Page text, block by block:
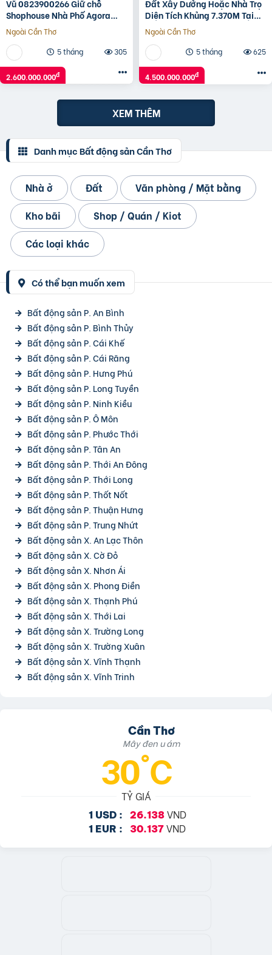
Vũ 0823900266 Giữ chỗ
Shophouse Nhà Phố Agora
City 6×18, khu mới TT Hành
Chính hiện hữu: 2.6 Tỷ (V)
Ngoài Cần Thơ
5 tháng
305
2.600.000.000đ
Đất Xây Dưởng Hoặc Nhà Trọ
Diện Tích Khủng 7.370M Tại
Tân Hiệp Hớn Quản , Bình
Phước – Khu Công
Ngoài Cần Thơ
5 tháng
625
4.500.000.000đ
XEM THÊM
Danh mục Bất động sản Cần Thơ
Nhà ở Đất
Văn phòng / Mặt bằng
Kho bãi
Shop / Quán / Kiot
Các loại khác
Có thể bạn muốn xem
Bất động sản P. An Bình
Bất động sản P. Bình Thủy
Bất động sản P. Cái Khế
Bất động sản P. Cái Răng
Bất động sản P. Hưng Phú
Bất động sản P. Long Tuyền
Bất động sản P. Ninh Kiều
Bất động sản P. Ô Môn
Bất động sản P. Phước Thới
Bất động sản P. Tân An
Bất động sản P. Thới An Đông
Bất động sản P. Thới Long
Bất động sản P. Thốt Nốt
Bất động sản P. Thuận Hưng
Bất động sản P. Trung Nhứt
Bất động sản X. An Lạc Thôn
Bất động sản X. Cờ Đỏ
Bất động sản X. Nhơn Ái
Bất động sản X. Phong Điền
Bất động sản X. Thạnh Phú
Bất động sản X. Thới Lai
Bất động sản X. Trường Long
Bất động sản X. Trường Xuân
Bất động sản X. Vĩnh Thạnh
Bất động sản X. Vĩnh Trinh
Cần Thơ
Mây đen u ám
30°C
TỶ GIÁ
1 USD : 26.138VND
1 EUR : 30.137 VND